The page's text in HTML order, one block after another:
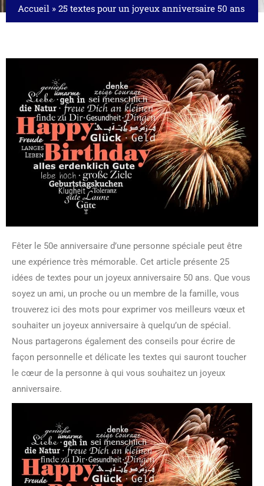
Accueil » 25 textes pour un joyeux anniversaire 50 ans
Fêter le 50e anniversaire d’une personne spéciale peut être
une expérience très mémorable. Cet article présente 25
idées de textes pour un joyeux anniversaire 50 ans. Que vous
soyez un ami, un proche ou un membre de la famille, vous
trouverez ici des mots pour exprimer vos meilleurs vœux et
souhaiter un joyeux anniversaire à quelqu’un de spécial.
Nous partagerons également des conseils pour écrire de
façon personnelle et délicate les textes qui sauront toucher
le cœur de la personne à qui vous souhaitez un joyeux
anniversaire.
DÉCOUVERTE DE SA SIGNIFICATION ET...
21/03/2026